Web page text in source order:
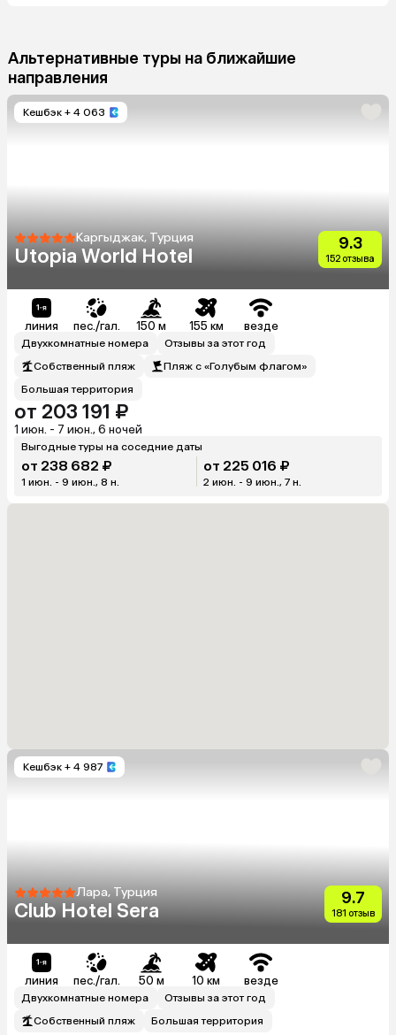
Альтернативные туры на ближайшие
направления
Кешбэк + 4 063
Каргыджак, Турция
Utopia World Hotel
9.3
152 отзыва
линия пес./гал. 150 м 155 км везде
Двухкомнатные номера
Отзывы за этот год
Собственный пляж
Пляж с «Голубым флагом»
Большая территория
от 203 191 ₽
1 июн. - 7 июн., 6 ночей
Выгодные туры на соседние даты
от 238 682 ₽
1 июн. - 9 июн., 8 н.
от 225 016 ₽
2 июн. - 9 июн., 7 н.
Кешбэк + 4 987
Лара, Турция
Club Hotel Sera
9.7
181 отзыв
линия пес./гал. 50 м 10 км везде
Двухкомнатные номера
Отзывы за этот год
Собственный пляж
Большая территория